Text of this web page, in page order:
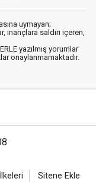
uymayan;
saldırı içeren,
yazılmış yorumlar
onaylanmamaktadır.
Sitene Ekle